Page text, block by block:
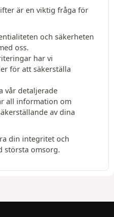
är en viktig fråga för
och säkerheten
oss.
har vi
för att säkerställa
vår detaljerade
all information om
av dina
din integritet och
största omsorg.